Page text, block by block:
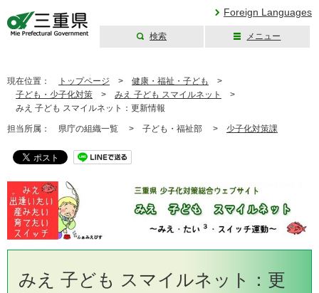
Foreign Languages
検索 メニュー
現在位置： トップページ > 健康・福祉・子ども
>
子ども・少子化対策 > みえ 子ども スマイルネット
>
みえ 子ども スマイルネット：更新情報
担当所属： 県庁の組織一覧 > 子ども・福祉部 > 少子化対策課
みえ 子ども スマイルネット：更